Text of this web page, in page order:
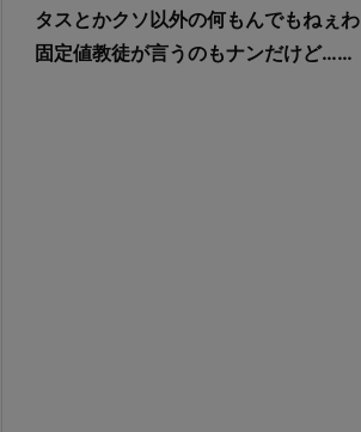
タスとかクソ以外の何もんでもねぇわ
固定値教徒が言うのもナンだけど……